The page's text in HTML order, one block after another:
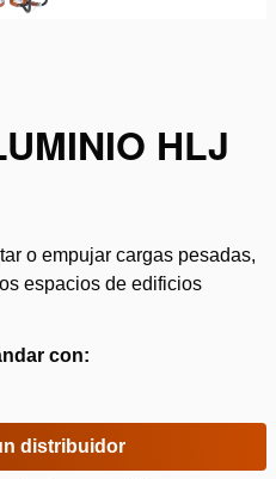
HLJ
o empujar cargas pesadas,
espacios de edificios
con:
distribuidor